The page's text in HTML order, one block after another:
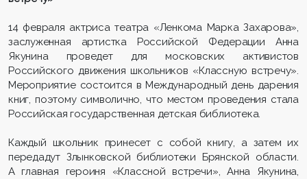
14 февраля актриса театра «Ленкома Марка Захарова»,
заслуженная артистка Российской Федерации Анна
Якунина проведет для московских активистов
Российского движения школьников «Классную встречу».
Мероприятие состоится в Международный день дарения
книг, поэтому символично, что местом проведения стала
Российская государственная детская библиотека.
Каждый школьник принесет с собой книгу, а затем их
передадут Злынковской библиотеки Брянской области.
А главная героиня «Классной встречи», Анна Якунина,